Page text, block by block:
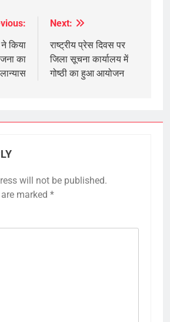
किया
का
Next:
राष्ट्रीय प्रेस दिवस पर
जिला सूचना कार्यालय में
गोष्ठी का हुआ आयोजन
will not be published.
marked *